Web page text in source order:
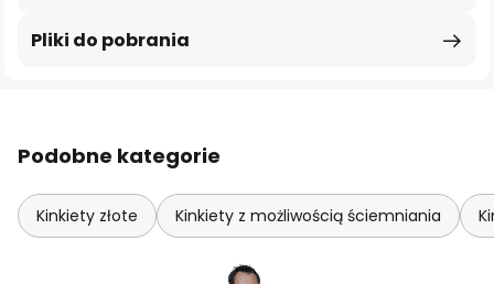
Pliki do pobrania
Podobne kategorie
Kinkiety złote Kinkiety z możliwością ściemniania